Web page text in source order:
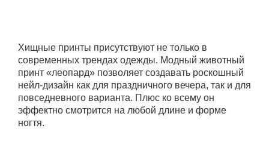
Хищные принты присутствуют не только в
современных трендах одежды. Модный животный
принт «леопард» позволяет создавать роскошный
нейл-дизайн как для праздничного вечера, так и для
повседневного варианта. Плюс ко всему он
эффектно смотрится на любой длине и форме
ногтя.